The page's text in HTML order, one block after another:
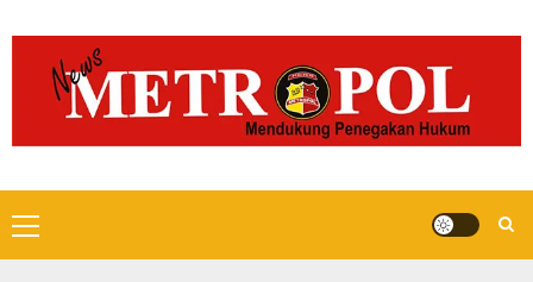
to
content
Primary
Menu